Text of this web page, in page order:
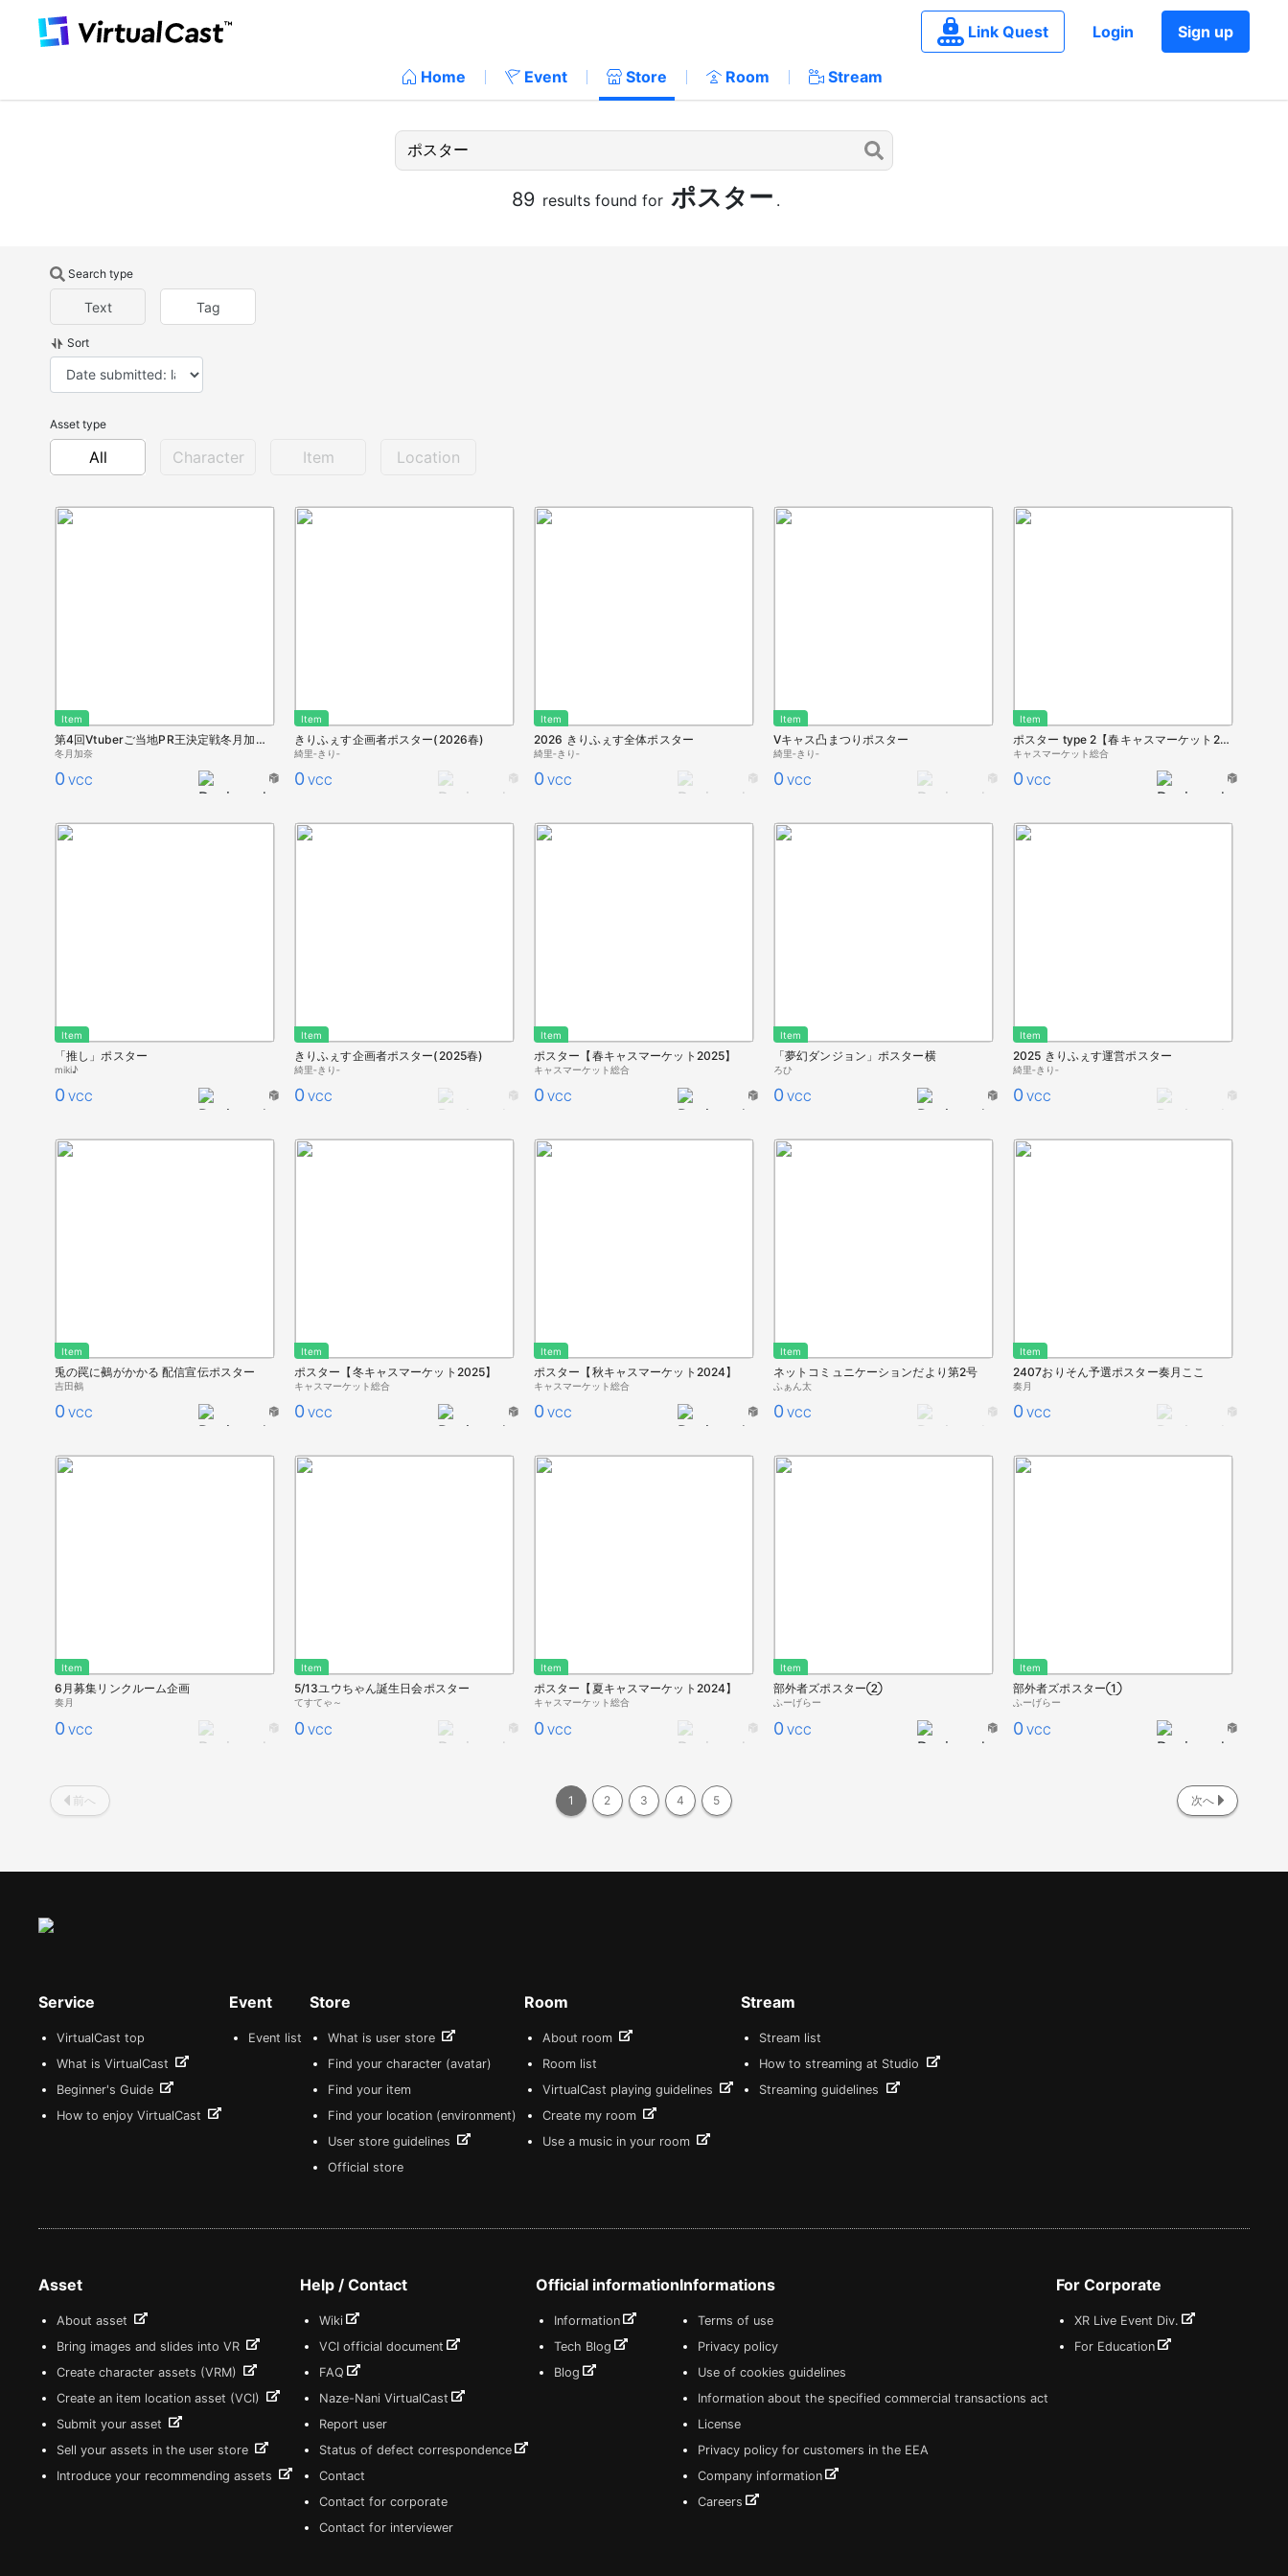
Link Quest Login Sign up
Home Event Store Room Stream
89 results found for ポスター .
Search type
Text Tag
Sort
Asset type
All Character Item Location
Item
第4回Vtuberご当地PR王決定戦冬月加奈PRポスター
冬月加奈
0 VCC
Item
きりふぇす企画者ポスター(2026春)
綺里‐きり‐
0 VCC
Item
2026 きりふぇす全体ポスター
綺里‐きり‐
0 VCC
Item
Vキャス凸まつりポスター
綺里‐きり‐
0 VCC
Item
ポスター type 2【春キャスマーケット2025】
キャスマーケット総合
0 VCC
Item
「推し」ポスター
miki♪
0 VCC
Item
きりふぇす企画者ポスター(2025春)
綺里‐きり‐
0 VCC
Item
ポスター【春キャスマーケット2025】
キャスマーケット総合
0 VCC
Item
「夢幻ダンジョン」ポスター横
ろひ
0 VCC
Item
2025 きりふぇす運営ポスター
綺里‐きり‐
0 VCC
Item
兎の罠に鵺がかかる 配信宣伝ポスター
吉田鵺
0 VCC
Item
ポスター【冬キャスマーケット2025】
キャスマーケット総合
0 VCC
Item
ポスター【秋キャスマーケット2024】
キャスマーケット総合
0 VCC
Item
ネットコミュニケーションだより第2号
ふぁん太
0 VCC
Item
2407おりそん予選ポスター奏月ここ
奏月
0 VCC
Item
6月募集リンクルーム企画
奏月
0 VCC
Item
5/13ユウちゃん誕生日会ポスター
てすてゃ～
0 VCC
Item
ポスター【夏キャスマーケット2024】
キャスマーケット総合
0 VCC
Item
部外者ズポスター②
ふーげらー
0 VCC
Item
部外者ズポスター①
ふーげらー
0 VCC
前へ 1 2 3 4 5 次へ
Service
VirtualCast top
What is VirtualCast
Beginner's Guide
How to enjoy VirtualCast
Event
Event list
Store
What is user store
Find your character (avatar)
Find your item
Find your location (environment)
User store guidelines
Official store
Room
About room
Room list
VirtualCast playing guidelines
Create my room
Use a music in your room
Stream
Stream list
How to streaming at Studio
Streaming guidelines
Asset
About asset
Bring images and slides into VR
Create character assets (VRM)
Create an item location asset (VCI)
Submit your asset
Sell your assets in the user store
Introduce your recommending assets
Help / Contact
Wiki
VCI official document
FAQ
Naze-Nani VirtualCast
Report user
Status of defect correspondence
Contact
Contact for corporate
Contact for interviewer
Official information
Information
Tech Blog
Blog
Informations
Terms of use
Privacy policy
Use of cookies guidelines
Information about the specified commercial transactions act
License
Privacy policy for customers in the EEA
Company information
Careers
For Corporate
XR Live Event Div.
For Education